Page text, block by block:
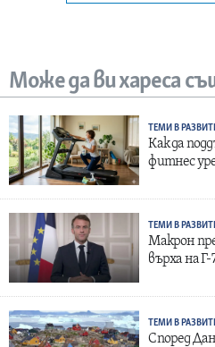
Може да ви хареса
ТЕМИ В
Как да
фитнес
ТЕМИ В
Макрон
върха на
ТЕМИ В
Според